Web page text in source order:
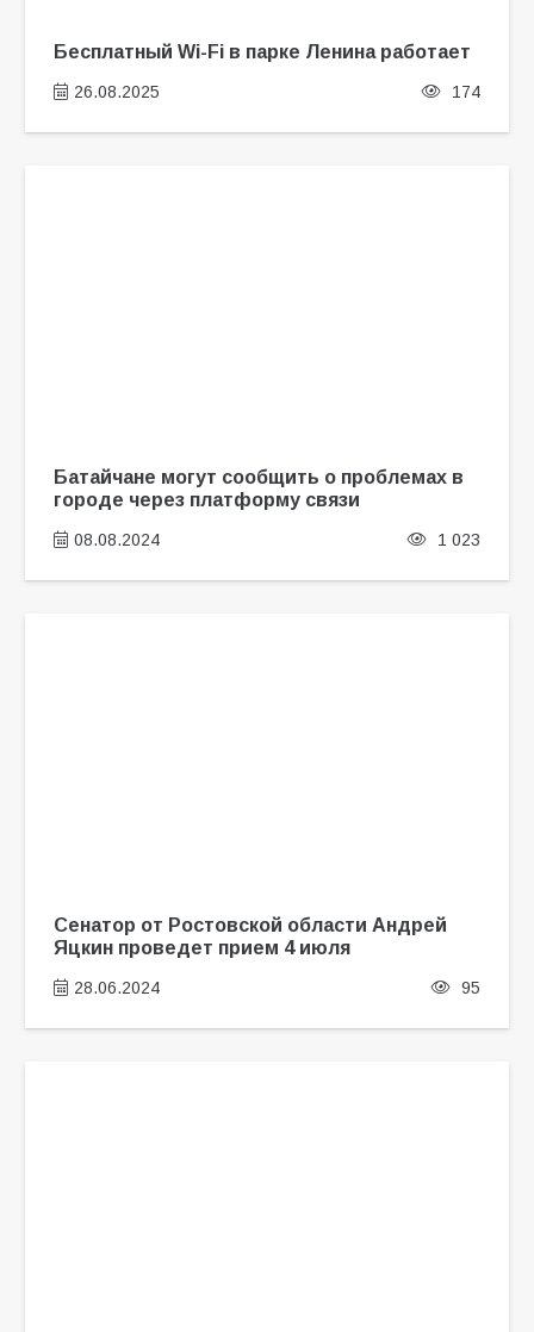
Бесплатный Wi-Fi в парке Ленина работает
26.08.2025 174
Батайчане могут сообщить о проблемах в
городе через платформу связи
08.08.2024 1 023
Сенатор от Ростовской области Андрей
Яцкин проведет прием 4 июля
28.06.2024 95